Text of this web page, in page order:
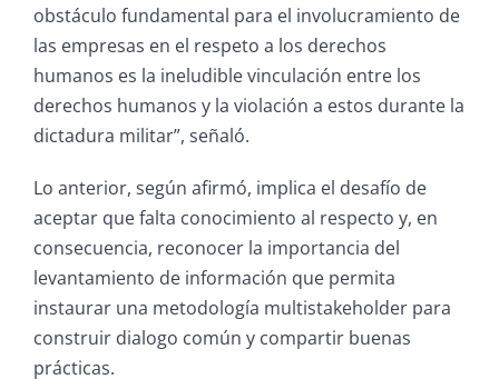
obstáculo fundamental para el involucramiento de
las empresas en el respeto a los derechos
humanos es la ineludible vinculación entre los
derechos humanos y la violación a estos durante la
dictadura militar”, señaló.
Lo anterior, según afirmó, implica el desafío de
aceptar que falta conocimiento al respecto y, en
consecuencia, reconocer la importancia del
levantamiento de información que permita
instaurar una metodología multistakeholder para
construir dialogo común y compartir buenas
prácticas.